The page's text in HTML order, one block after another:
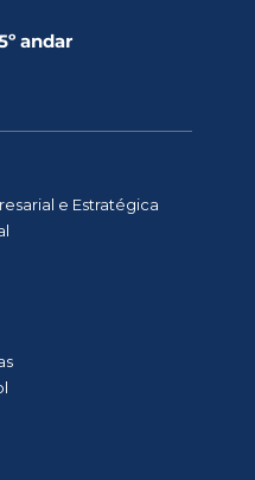
andar
e Estratégica